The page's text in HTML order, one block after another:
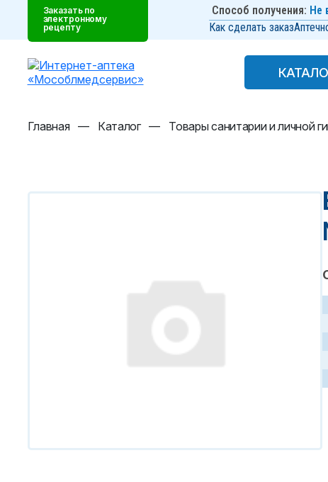
Заказать по
электронному
рецепту
Способ получения: Не
Как сделать заказ
Главная — Каталог — Товары санитарии и личной